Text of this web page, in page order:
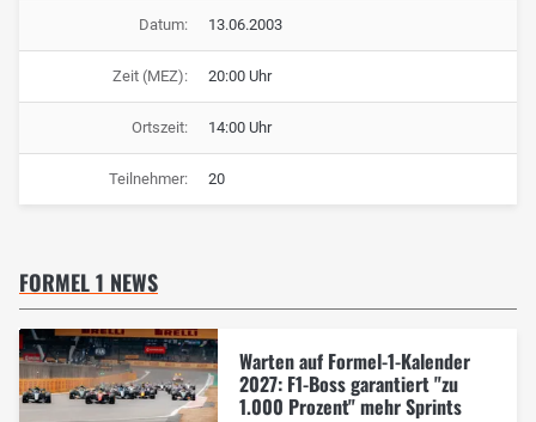
Datum: 13.06.2003
Zeit (MEZ): 20:00 Uhr
Ortszeit: 14:00 Uhr
Teilnehmer: 20
FORMEL 1 NEWS
Warten auf Formel-1-Kalender
2027: F1-Boss garantiert "zu
1.000 Prozent" mehr Sprints